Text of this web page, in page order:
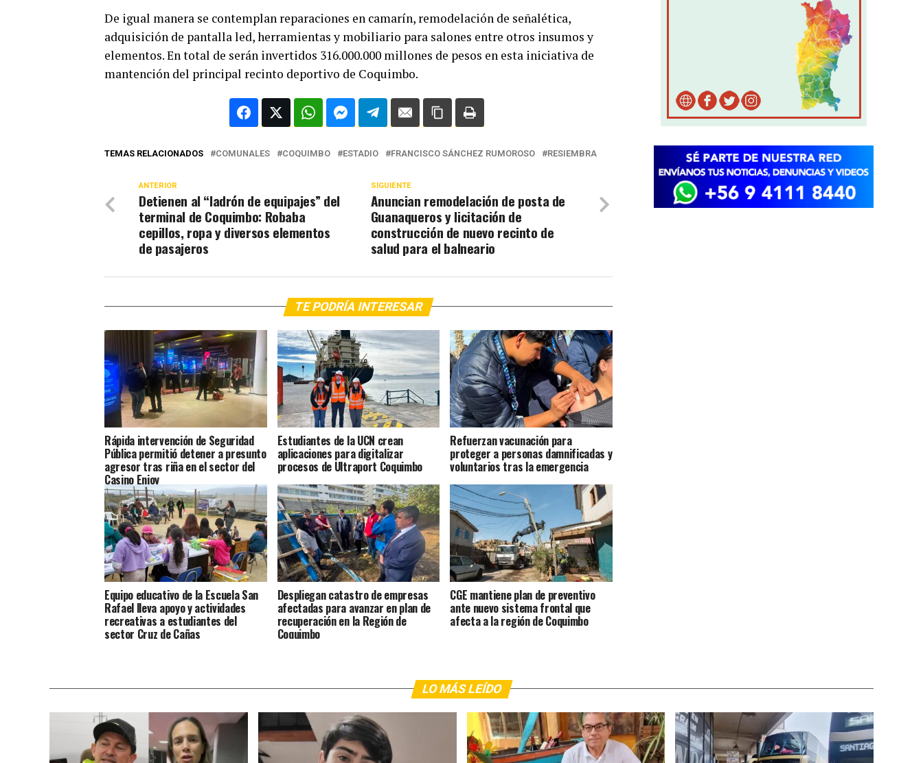
De igual manera se contemplan reparaciones en camarín, remodelación de señalética,
adquisición de pantalla led, herramientas y mobiliario para salones entre otros insumos y
elementos. En total de serán invertidos 316.000.000 millones de pesos en esta iniciativa de
mantención del principal recinto deportivo de Coquimbo.
TEMAS RELACIONADOS COMUNALES COQUIMBO ESTADIO FRANCISCO SÁNCHEZ RUMOROSO RESIEMBRA
SIGUIENTE
Anuncian remodelación de posta de
Guanaqueros y licitación de
construcción de nuevo recinto de
salud para el balneario
ANTERIOR
Detienen al “ladrón de equipajes” del
terminal de Coquimbo: Robaba
cepillos, ropa y diversos elementos
de pasajeros
TE PODRÍA INTERESAR
Rápida intervención de Seguridad
Pública permitió detener a presunto
agresor tras riña en el sector del
Casino Enjoy
Estudiantes de la UCN crean
aplicaciones para digitalizar
procesos de Ultraport Coquimbo
Refuerzan vacunación para
proteger a personas damnificadas y
voluntarios tras la emergencia
Equipo educativo de la Escuela San
Rafael lleva apoyo y actividades
recreativas a estudiantes del
sector Cruz de Cañas
Despliegan catastro de empresas
afectadas para avanzar en plan de
recuperación en la Región de
Coquimbo
CGE mantiene plan de preventivo
ante nuevo sistema frontal que
afecta a la región de Coquimbo
LO MÁS LEÍDO